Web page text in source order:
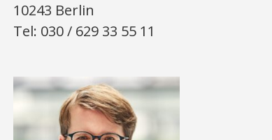
10243 Berlin
Tel: 030 / 629 33 55 11